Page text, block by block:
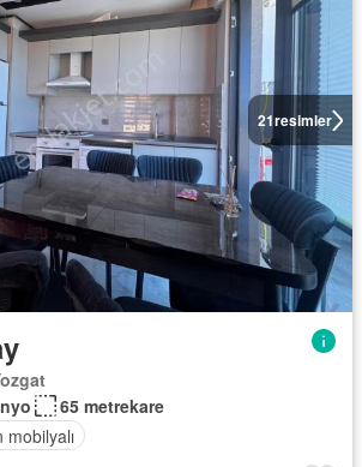
21resimler
65 metrekare